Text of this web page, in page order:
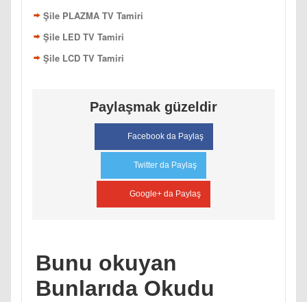
Şile PLAZMA TV Tamiri
Şile LED TV Tamiri
Şile LCD TV Tamiri
Paylaşmak güzeldir
Facebook da Paylaş
Twitter da Paylaş
Google+ da Paylaş
Bunu okuyan
Bunlarıda Okudu